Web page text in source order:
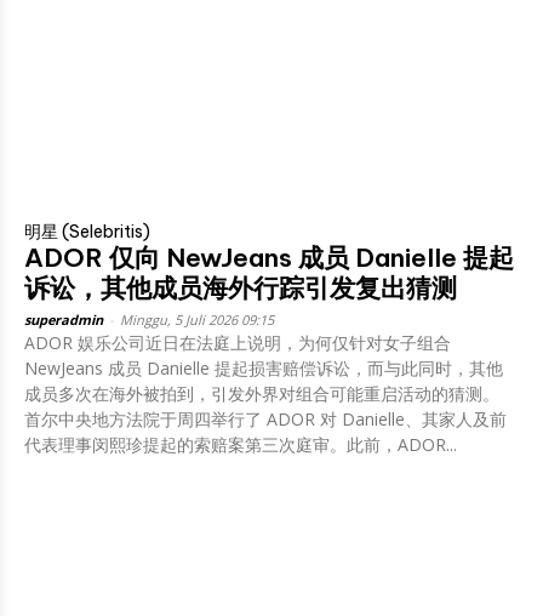
明星 (Selebritis)
ADOR 仅向 NewJeans 成员 Danielle 提起
诉讼，其他成员海外行踪引发复出猜测
superadmin Minggu, 5 Juli 2026 09:15
ADOR 娱乐公司近日在法庭上说明，为何仅针对女子组合
NewJeans 成员 Danielle 提起损害赔偿诉讼，而与此同时，其他
成员多次在海外被拍到，引发外界对组合可能重启活动的猜测。
首尔中央地方法院于周四举行了 ADOR 对 Danielle、其家人及前
代表理事闵熙珍提起的索赔案第三次庭审。此前，ADOR...